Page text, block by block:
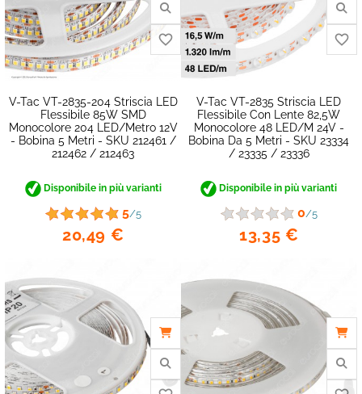
V-Tac VT-2835-204 Striscia LED
Flessibile 85W SMD
Monocolore 204 LED/metro 12V
- Bobina 5 Metri - SKU 212461 /
212462 / 212463
Disponibile in più varianti
5/5
20,49 €
favorite_border
V-Tac VT-2835 Striscia LED
Flessibile Con Lente 82,5W
Monocolore 48 LED/m 24V -
Bobina Da 5 Metri - SKU 23334
/ 23335 / 23336
Disponibile in più varianti
0/5
13,35 €